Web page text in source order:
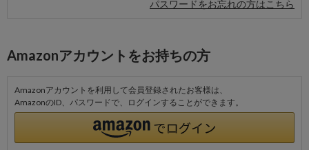
パスワードをお忘れの方はこちら
Amazonアカウントをお持ちの方
Amazonアカウントを利用して会員登録されたお客様は、
AmazonのID、パスワードで、ログインすることができます。